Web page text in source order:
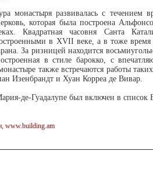
монастыря развивалась с течением
которая была построена
Квадратная часовня Санта
в XVII веке, а в тоже время
За ризницей находится
в стиле барокко, с
также встречаются работы
Изенбрандт и Хуан Корреа де Вивар.
де-Гуадалупе был включен в список
www.building.am